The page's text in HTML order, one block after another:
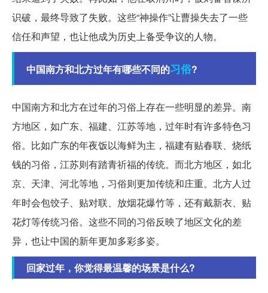
识破，最终导致了失败。这些“神操作”让曹操失去了一些
信任和声望，也让他成为历史上备受争议的人物。
中国南方和北方过年有哪些不同的习俗?
中国南方和北方在过年的习俗上存在一些明显的差异。南
方地区，如广东、福建、江苏等地，过年时有许多特色习
俗。比如广东的年夜饭以海鲜为主，福建有贴春联、烧纸
钱的习俗，江苏则有踏青祈福的传统。而北方地区，如北
京、天津、河北等地，习俗则更加传统和庄重。北方人过
年时会包饺子、贴对联、放烟花爆竹等，还有戴新衣、贴
花灯等传统习俗。这些不同的习俗反映了地区文化的差
异，也让中国的新年更加多彩多姿。
回家过年，你觉得最温馨的场景是什么?